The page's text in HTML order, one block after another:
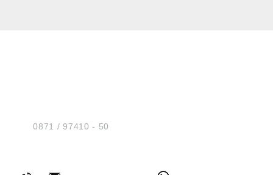
Tel.:0871 / 97410 - 50